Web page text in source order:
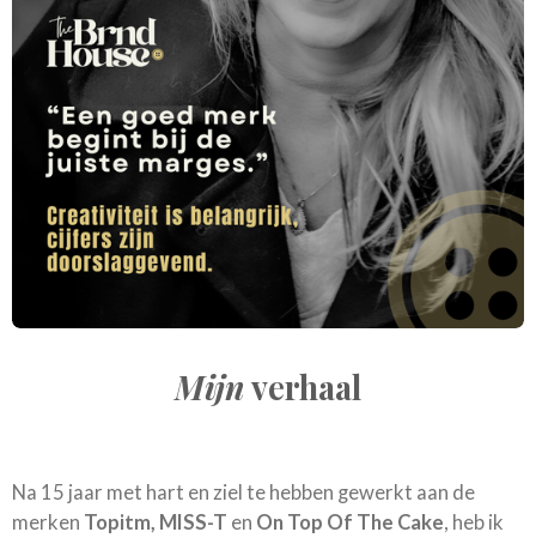
Mijnverhaal
Na 15 jaar met hart en ziel te hebben gewerkt aan de
merken Topitm, MISS-T en On Top Of The Cake, heb ik